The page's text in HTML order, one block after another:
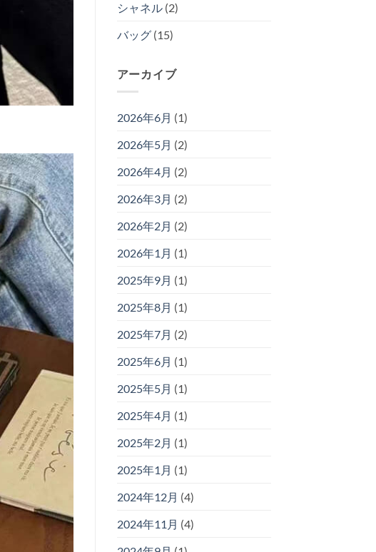
シャネル(2)
バッグ(15)
アーカイブ
2026年6月 (1)
2026年5月 (2)
2026年4月 (2)
2026年3月 (2)
2026年2月 (2)
2026年1月 (1)
2025年9月 (1)
2025年8月 (1)
2025年7月 (2)
2025年6月 (1)
2025年5月 (1)
2025年4月 (1)
2025年2月 (1)
2025年1月 (1)
2024年12月 (4)
2024年11月 (4)